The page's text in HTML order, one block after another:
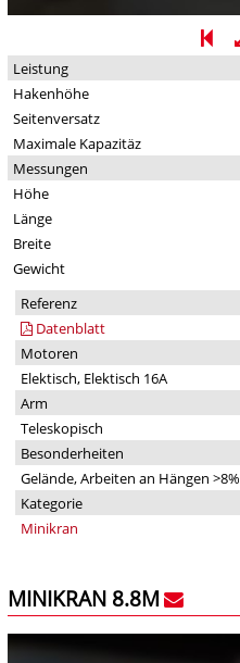
Leistung
Hakenhöhe
Seitenversatz
Maximale Kapazitäz
Messungen
Höhe
Länge
Breite
Gewicht
Referenz
Datenblatt
Motoren
Elektisch, Elektisch 16A
Arm
Teleskopisch
Besonderheiten
Gelände, Arbeiten an Hängen >8%
Kategorie
Minikran
MINIKRAN 8.8M